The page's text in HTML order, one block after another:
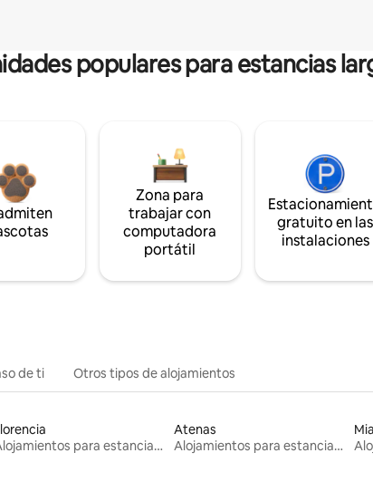
populares para estancias
Zona para
trabajar con
computadora
portátil
gratuito en las
instalaciones
de ti Otros tipos de alojamientos
Alojamientos para estancias largas
Atenas
Alojamientos para estancias largas